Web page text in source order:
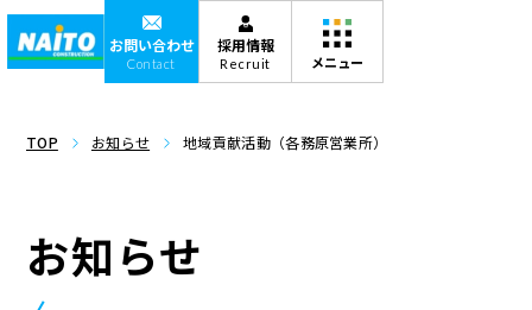
お問い合わせ
Contact
採用情報
Recruit
TOP お知らせ 地域貢献活動（各務原営業所）
お知らせ